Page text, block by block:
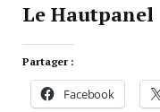
Le Hautpanel
Partager :
Facebook